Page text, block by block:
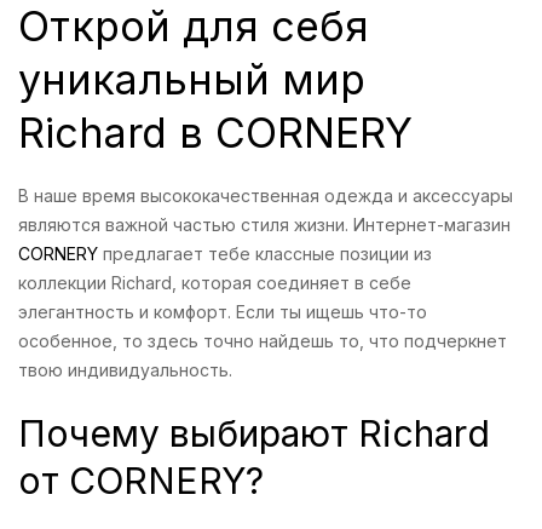
Открой для себя
уникальный мир
Richard в CORNERY
В наше время высококачественная одежда и аксессуары
являются важной частью стиля жизни. Интернет-магазин
CORNERY предлагает тебе классные позиции из
коллекции Richard, которая соединяет в себе
элегантность и комфорт. Если ты ищешь что-то
особенное, то здесь точно найдешь то, что подчеркнет
твою индивидуальность.
Почему выбирают Richard
от CORNERY?